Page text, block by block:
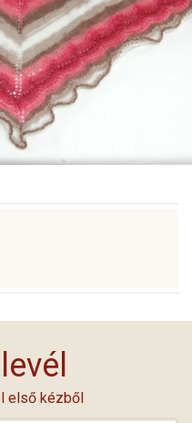
első kézből